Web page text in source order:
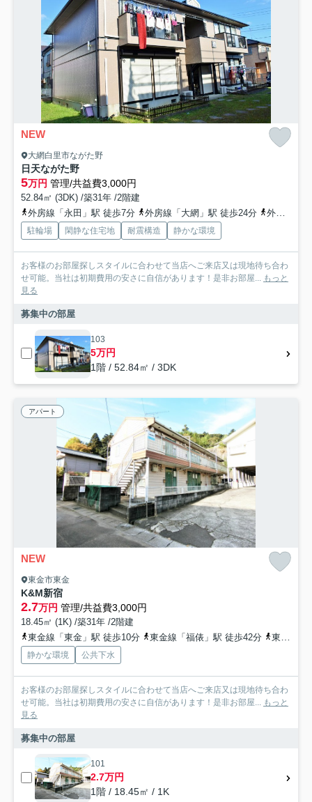
NEW
大網白里市ながた野
日天ながた野
5万円 管理/共益費3,000円
52.84㎡ (3DK) /築31年 /2階建
外房線「永田」駅 徒歩7分
外房線「大網」駅 徒歩24分 外房線「本納」駅 徒歩38分
駐輪場 閑静な住宅地 耐震構造 静かな環境
お客様のお部屋探しスタイルに合わせて当店へご来店又は現地待ち合わ
せ可能。当社は初期費用の安さに自信があります！是非お部屋...
もっと
見る
募集中の部屋
103
5万円
1階 / 52.84㎡ / 3DK
アパート
NEW
東金市東金
K&M新宿
2.7万円 管理/共益費3,000円
18.45㎡ (1K) /築31年 /2階建
東金線「東金」駅 徒歩10分
東金線「福俵」駅 徒歩42分 東金線「求名」駅 徒歩46分
静かな環境 公共下水
お客様のお部屋探しスタイルに合わせて当店へご来店又は現地待ち合わ
せ可能。当社は初期費用の安さに自信があります！是非お部屋...
もっと
見る
募集中の部屋
101
2.7万円
1階 / 18.45㎡ / 1K